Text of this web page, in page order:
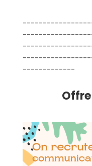
-------------
Offre